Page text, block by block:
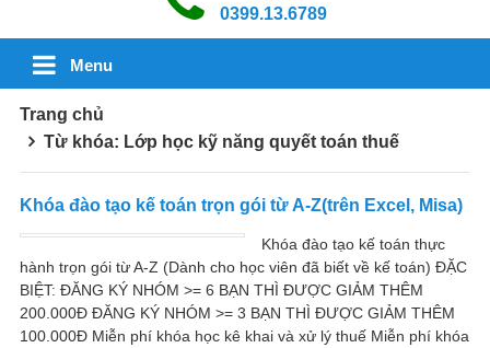
0399.13.6789
Menu
Trang chủ
Từ khóa: Lớp học kỹ năng quyết toán thuế
Khóa đào tạo kế toán trọn gói từ A-Z(trên Excel, Misa)
Khóa đào tạo kế toán thực
hành trọn gói từ A-Z (Dành cho học viên đã biết về kế toán) ĐẶC
BIỆT: ĐĂNG KÝ NHÓM >= 6 BẠN THÌ ĐƯỢC GIẢM THÊM
200.000Đ ĐĂNG KÝ NHÓM >= 3 BẠN THÌ ĐƯỢC GIẢM THÊM
100.000Đ Miễn phí khóa học kê khai và xử lý thuế Miễn phí khóa